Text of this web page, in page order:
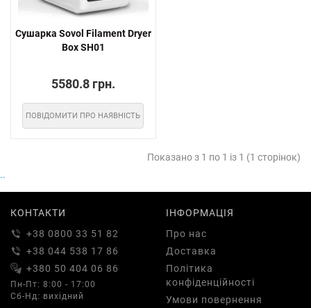
Сушарка Sovol Filament Dryer
Box SH01
5580.8 грн.
ПОВІДОМИТИ ПРО НАЯВНІСТЬ
Показано з 1 по 1 із 1 (1 сторінок)
..
КОНТАКТИ
+38 0800 33 51 82
+38 044 538 17 86
+380 50 404 06 86
Пн-Пт: 8:00 - 17:00
Сб-Нд: вихідний
ІНФОРМАЦІЯ
Про нас
Доставка
Політика
конфіденційності
Умови повернення